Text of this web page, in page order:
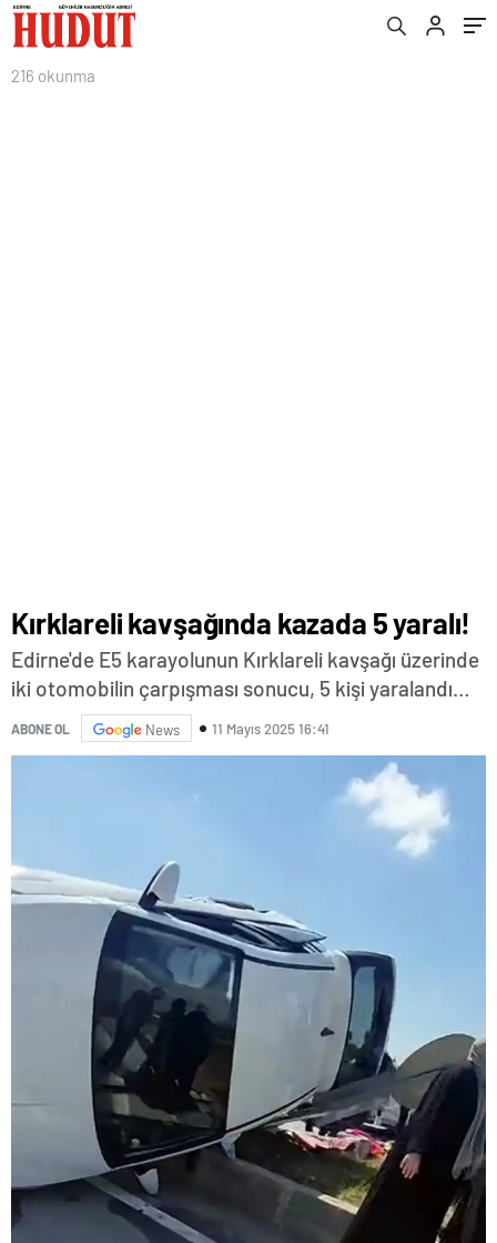
216 okunma
Kırklareli kavşağında kazada 5 yaralı!
Edirne'de E5 karayolunun Kırklareli kavşağı üzerinde
iki otomobilin çarpışması sonucu, 5 kişi yaralandı…
ABONE OL News 11 Mayıs 2025 16:41